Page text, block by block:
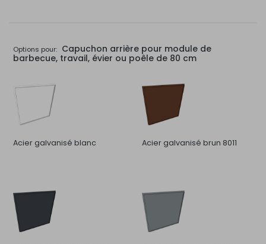
Options pour: Capuchon arrière pour module de
barbecue, travail, évier ou poêle de 80 cm
Acier galvanisé blanc Acier galvanisé brun 8011